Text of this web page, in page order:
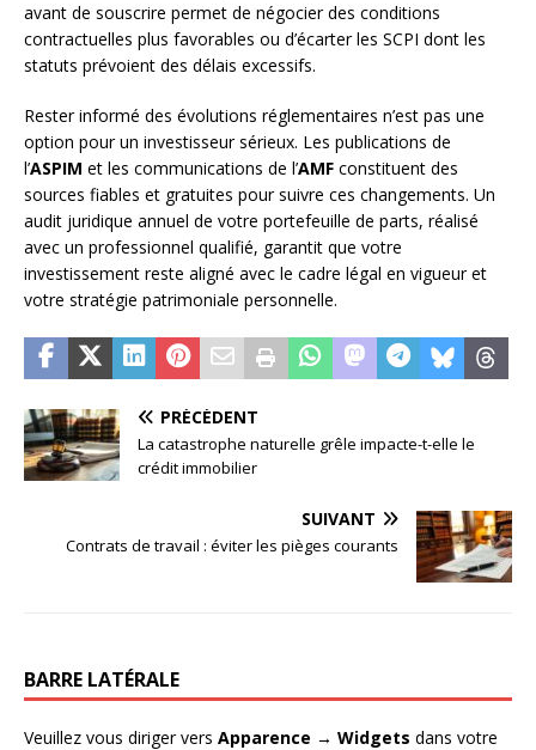
avant de souscrire permet de négocier des conditions
contractuelles plus favorables ou d’écarter les SCPI dont les
statuts prévoient des délais excessifs.
Rester informé des évolutions réglementaires n’est pas une
option pour un investisseur sérieux. Les publications de
l’ASPIM et les communications de l’AMF constituent des
sources fiables et gratuites pour suivre ces changements. Un
audit juridique annuel de votre portefeuille de parts, réalisé
avec un professionnel qualifié, garantit que votre
investissement reste aligné avec le cadre légal en vigueur et
votre stratégie patrimoniale personnelle.
PRÉCÉDENT
La catastrophe naturelle grêle impacte-t-elle le
crédit immobilier
SUIVANT
Contrats de travail : éviter les pièges courants
BARRE LATÉRALE
Veuillez vous diriger vers Apparence → Widgets dans votre